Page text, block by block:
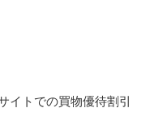
イトでの買物優待割引